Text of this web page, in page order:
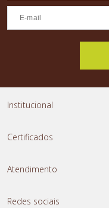
Institucional
Certificados
Atendimento
Redes sociais